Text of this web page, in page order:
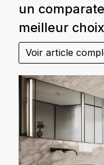
un
meilleur choix
Voir article